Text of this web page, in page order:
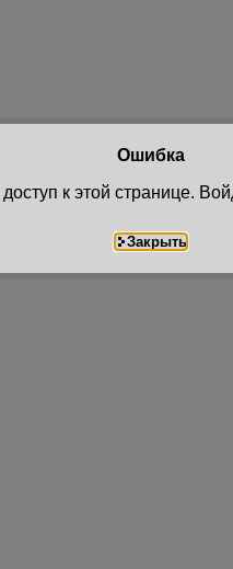
Ошибка
к этой странице.